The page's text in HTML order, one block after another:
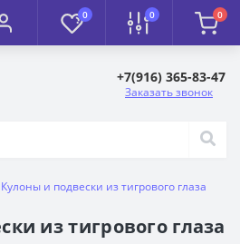
0 0 0
+7(916) 365-83-47
Заказать звонок
Кулоны и подвески из тигрового глаза
из тигрового глаза